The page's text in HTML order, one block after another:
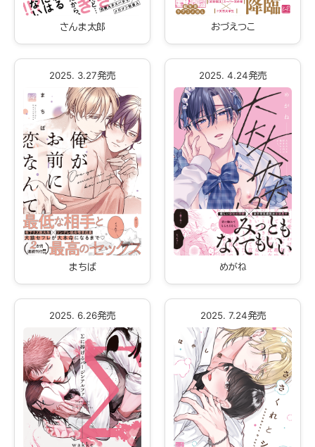
さんま太郎 おづえつこ
2025. 3.27発売
まちば
2025. 4.24発売
めがね
2025. 6.26発売 2025. 7.24発売